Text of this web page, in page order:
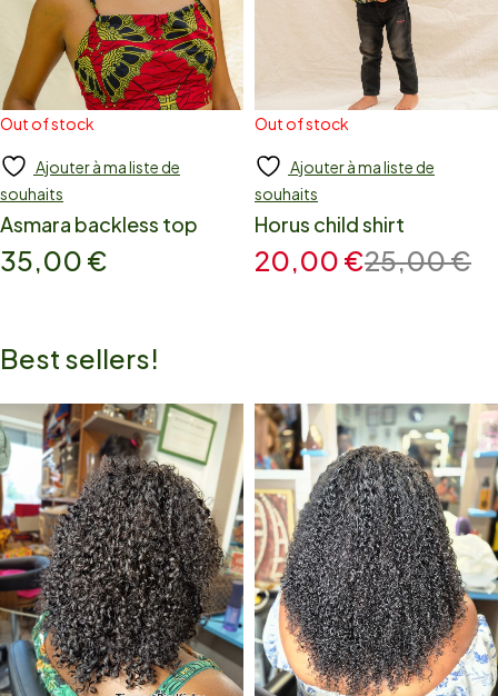
Out of stock
Read more
Ajouter à ma liste de
souhaits
Asmara backless top
35,00 €
Out of stock
Add to cart
Ajouter à ma liste de
souhaits
Horus child shirt
25,00€
20,00 €
Best sellers!